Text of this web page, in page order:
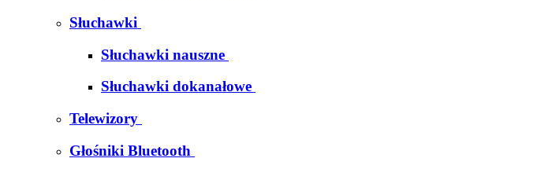
Słuchawki
Słuchawki nauszne
Słuchawki dokanałowe
Telewizory
Głośniki Bluetooth